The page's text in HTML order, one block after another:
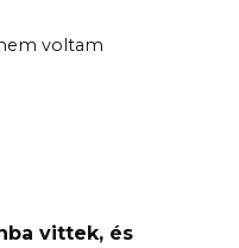
voltam
vittek, és